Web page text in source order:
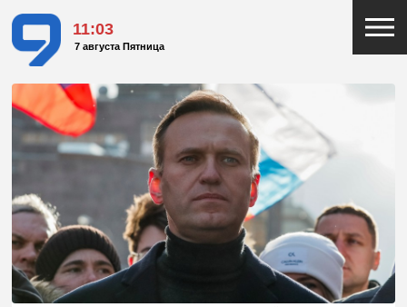
11:03
7 августа Пятница